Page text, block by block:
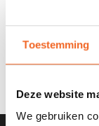
Toestemming
Deze website
We gebruiken